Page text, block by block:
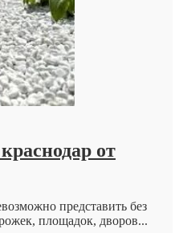
обратиться
к
репродуктологу:
основные
причины
и
возможности
современной
от
представить без
площадок, дворов...